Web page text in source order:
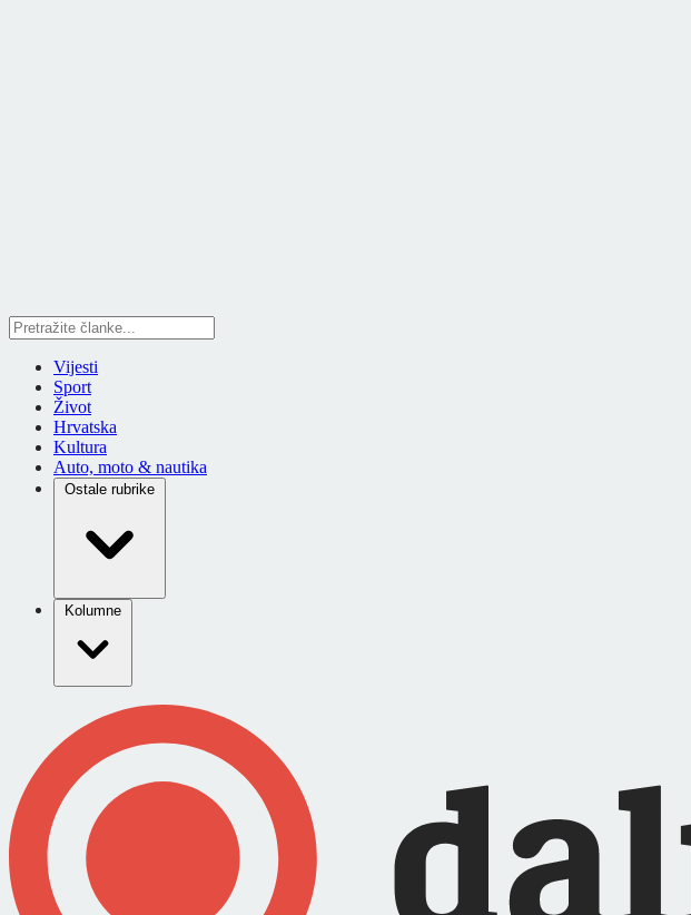
Vijesti
Sport
Život
Hrvatska
Kultura
Auto, moto & nautika
Ostale rubrike
Kolumne